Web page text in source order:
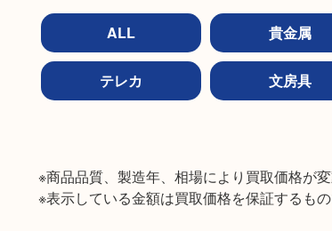
ALL 貴金属
テレカ 文房具
※商品品質、製造年、相場により買取価格が変
※表示している金額は買取価格を保証するもの